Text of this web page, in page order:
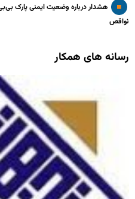
هشدار درباره وضعیت ایمنی پارک
نواقص
رسانه های همکار